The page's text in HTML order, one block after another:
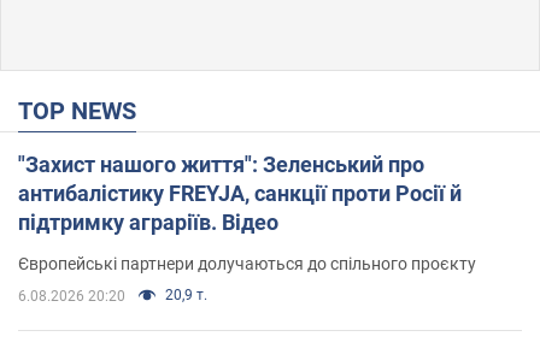
TOP NEWS
"Захист нашого життя": Зеленський про
антибалістику FREYJA, санкції проти Росії й
підтримку аграріїв. Відео
Європейські партнери долучаються до спільного проєкту
6.08.2026 20:20 20,9 т.